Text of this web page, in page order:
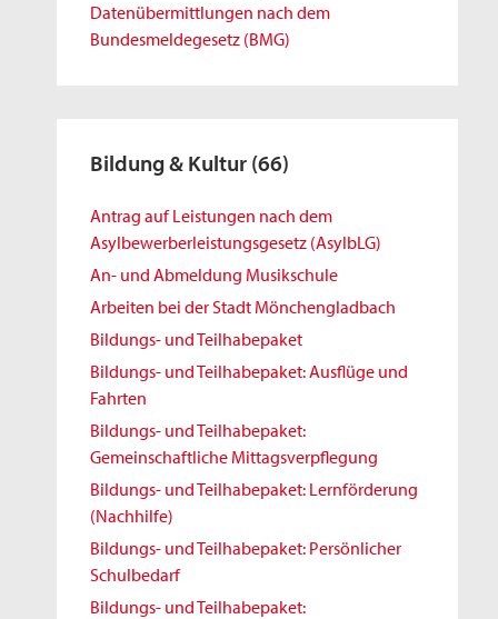
Datenübermittlungen nach dem
Bundesmeldegesetz (BMG)
Bildung & Kultur (66)
Antrag auf Leistungen nach dem
Asylbewerberleistungsgesetz (AsylbLG)
An- und Abmeldung Musikschule
Arbeiten bei der Stadt Mönchengladbach
Bildungs- und Teilhabepaket
Bildungs- und Teilhabepaket: Ausflüge und
Fahrten
Bildungs- und Teilhabepaket:
Gemeinschaftliche Mittagsverpflegung
Bildungs- und Teilhabepaket: Lernförderung
(Nachhilfe)
Bildungs- und Teilhabepaket: Persönlicher
Schulbedarf
Bildungs- und Teilhabepaket: